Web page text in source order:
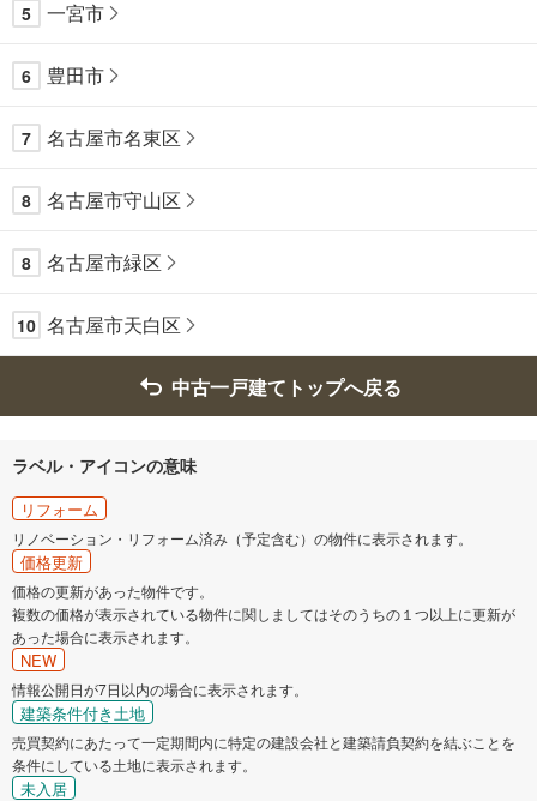
5 一宮市
6 豊田市
7 名古屋市名東区
8 名古屋市守山区
8 名古屋市緑区
10 名古屋市天白区
中古一戸建てトップへ戻る
ラベル・アイコンの意味
リフォーム
リノベーション・リフォーム済み（予定含む）の物件に表示されます。
価格更新
価格の更新があった物件です。
複数の価格が表示されている物件に関しましてはそのうちの１つ以上に更新が
あった場合に表示されます。
NEW
情報公開日が7日以内の場合に表示されます。
建築条件付き土地
売買契約にあたって一定期間内に特定の建設会社と建築請負契約を結ぶことを
条件にしている土地に表示されます。
未入居